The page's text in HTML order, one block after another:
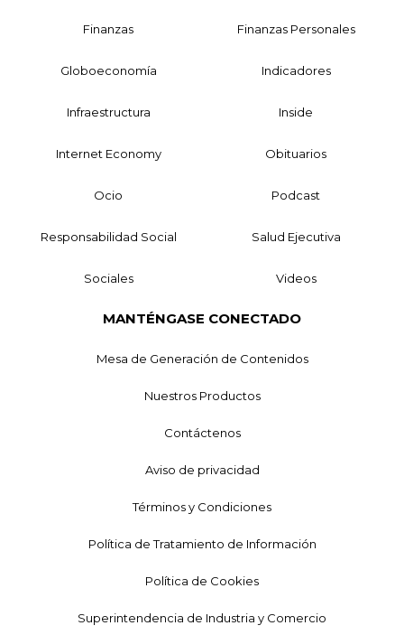
Finanzas Finanzas Personales
Globoeconomía Indicadores
Infraestructura Inside
Internet Economy Obituarios
Ocio Podcast
Responsabilidad Social Salud Ejecutiva
Sociales Videos
MANTÉNGASE CONECTADO
Mesa de Generación de Contenidos
Nuestros Productos
Contáctenos
Aviso de privacidad
Términos y Condiciones
Política de Tratamiento de Información
Política de Cookies
Superintendencia de Industria y Comercio